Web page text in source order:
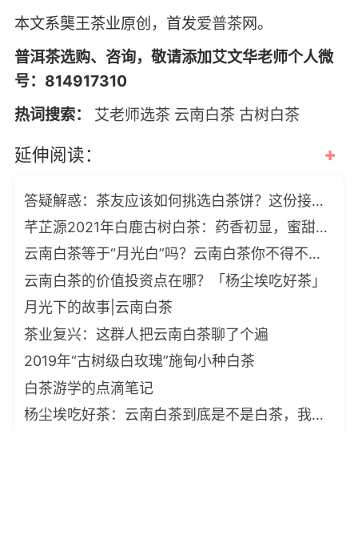
本文系龑王茶业原创，首发爱普茶网。
普洱茶选购、咨询，敬请添加艾文华老师个人微
号：814917310
热词搜索：
艾老师选茶 云南白茶 古树白茶
延伸阅读： +
答疑解惑：茶友应该如何挑选白茶饼？这份接地气的选购指南请收好
芊芷源2021年白鹿古树白茶：药香初显，蜜甜厚实！
云南白茶等于“月光白”吗？云南白茶你不得不知道的6件事
云南白茶的价值投资点在哪？「杨尘埃吃好茶」
月光下的故事|云南白茶
茶业复兴：这群人把云南白茶聊了个遍
2019年“古树级白玫瑰”施甸小种白茶
白茶游学的点滴笔记
杨尘埃吃好茶：云南白茶到底是不是白茶，我是这样看的